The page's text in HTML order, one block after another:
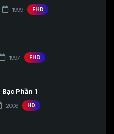
1999 FHD
1997 FHD
Phần 1
2006 HD